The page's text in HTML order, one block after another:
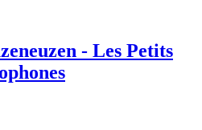
- Les Petits